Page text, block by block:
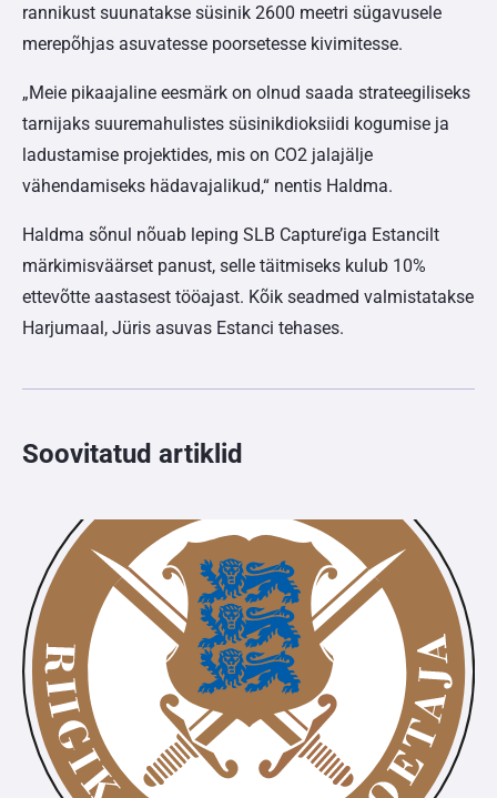
rannikust suunatakse süsinik 2600 meetri sügavusele
merepõhjas asuvatesse poorsetesse kivimitesse.
„Meie pikaajaline eesmärk on olnud saada strateegiliseks
tarnijaks suuremahulistes süsinikdioksiidi kogumise ja
ladustamise projektides, mis on CO2 jalajälje
vähendamiseks hädavajalikud,“ nentis Haldma.
Haldma sõnul nõuab leping SLB Capture’iga Estancilt
märkimisväärset panust, selle täitmiseks kulub 10%
ettevõtte aastasest tööajast. Kõik seadmed valmistatakse
Harjumaal, Jüris asuvas Estanci tehases.
Soovitatud artiklid